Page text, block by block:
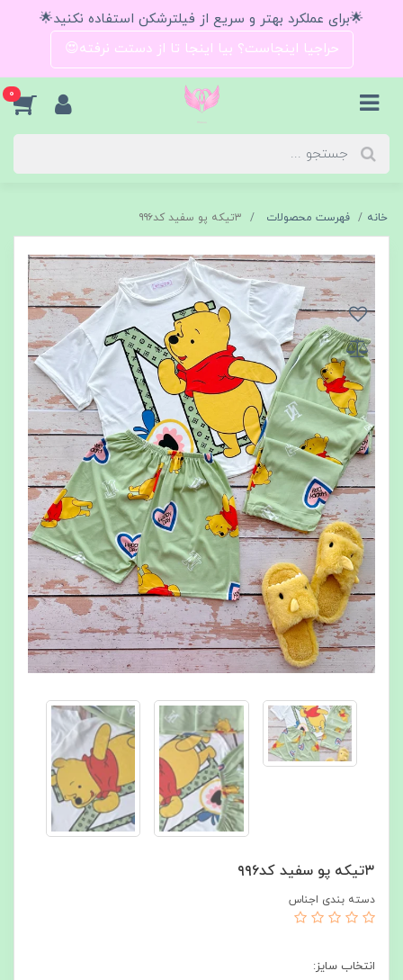
🌟برای عملکرد بهتر و سریع از فیلترشکن استفاده نکنید🌟
حراجیا اینجاست؟ بیا اینجا تا از دستت نرفته😍
0
خانه فهرست محصولات ۳تیکه پو سفید کد۹۹۶
۳تیکه پو سفید کد۹۹۶
دسته بندی اجناس
انتخاب سایز: